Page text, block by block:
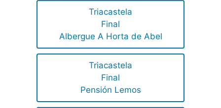
Triacastela
Final
Albergue A Horta de Abel
Triacastela
Final
Pensión Lemos